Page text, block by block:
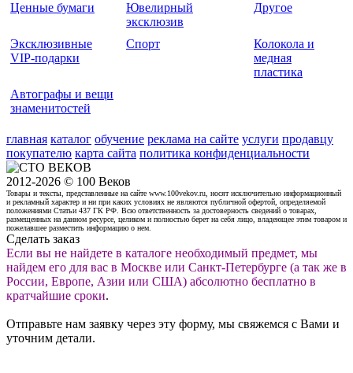
Ценные бумаги
Ювелирный
эксклюзив
Другое
Эксклюзивные
VIP-подарки
Спорт
Колокола и
медная
пластика
Автографы и вещи
знаменитостей
главная каталог обучение реклама на сайте услуги продавцу
покупателю карта сайта политика конфиденциальности
2012-2026 © 100 Веков
Товары и тексты, представленные на сайте www.100vekov.ru, носят исключительно информационный
и рекламный характер и ни при каких условиях не являются публичной офертой, определяемой
положениями Статьи 437 ГК РФ. Всю ответственность за достоверность сведений о товарах,
размещенных на данном ресурсе, целиком и полностью берет на себя лицо, владеющее этим товаром и
пожелавшее разместить информацию о нем.
Сделать заказ
Если вы не найдете в каталоге необходимый предмет, мы
найдем его для вас в Москве или Санкт-Петербурге (а так же в
России, Европе, Азии или США) абсолютно бесплатно в
кратчайшие сроки.
Отправьте нам заявку через эту форму, мы свяжемся с Вами и
уточним детали.